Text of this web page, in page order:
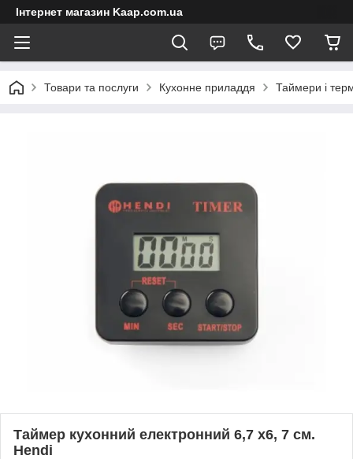
Інтернет магазин Kaap.com.ua
Товари та послуги Кухонне приладдя Таймери і
Таймер кухонний електронний 6,7 х6, 7 см.
Hendi